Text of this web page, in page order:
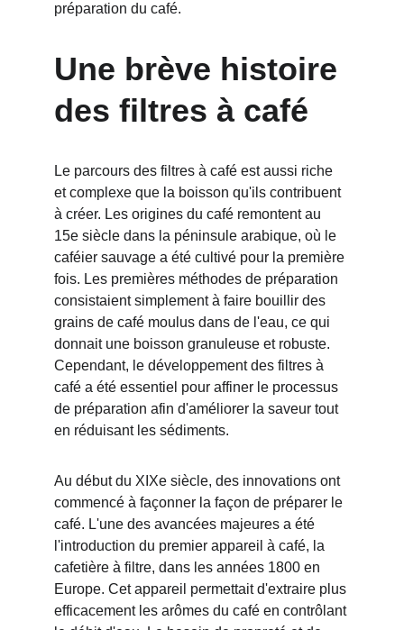
préparation du café.
Une brève histoire
des filtres à café
Le parcours des filtres à café est aussi riche
et complexe que la boisson qu'ils contribuent
à créer. Les origines du café remontent au
15e siècle dans la péninsule arabique, où le
caféier sauvage a été cultivé pour la première
fois. Les premières méthodes de préparation
consistaient simplement à faire bouillir des
grains de café moulus dans de l'eau, ce qui
donnait une boisson granuleuse et robuste.
Cependant, le développement des filtres à
café a été essentiel pour affiner le processus
de préparation afin d'améliorer la saveur tout
en réduisant les sédiments.
Au début du XIXe siècle, des innovations ont
commencé à façonner la façon de préparer le
café. L'une des avancées majeures a été
l'introduction du premier appareil à café, la
cafetière à filtre, dans les années 1800 en
Europe. Cet appareil permettait d'extraire plus
efficacement les arômes du café en contrôlant